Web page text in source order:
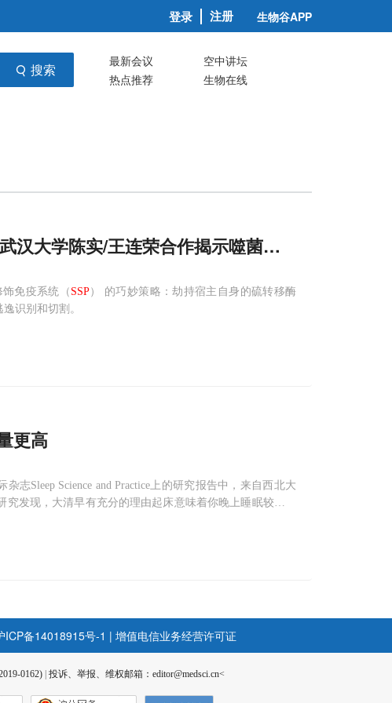
登录 注册 生物谷APP
搜索 最新会议
空中讲坛
热点推荐
生物在线
汉大学陈实/王连荣合作揭示噬菌体如何通过分子
免疫系统（ SSP） 的巧妙策略：劫持宿主自身的硫转移酶
识别和切割。
更高
志Sleep Science and Practice上的研究报告中，来自西北大
发现，大清早有充分的理由起床意味着你晚上睡眠较好，
ICP备14018915号-1 | 增值电信业务经营许可证
0162) 投诉、举报、维权邮箱：editor@medsci.cn<